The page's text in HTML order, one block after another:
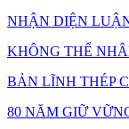
NHẬN DIỆN
KHÔNG THỂ
BẢN LĨNH THÉP
80 NĂM GIỮ